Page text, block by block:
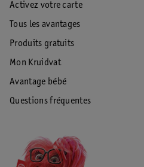
Activez votre carte
Tous les avantages
Produits gratuits
Mon Kruidvat
Avantage bébé
Questions fréquentes